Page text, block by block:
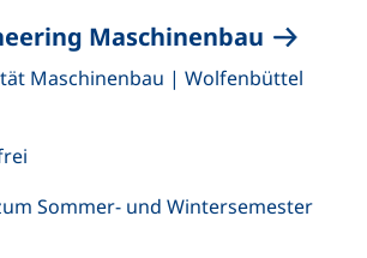
Maschinenbau
Maschinenbau | Wolfenbüttel
Sommer- und Wintersemester